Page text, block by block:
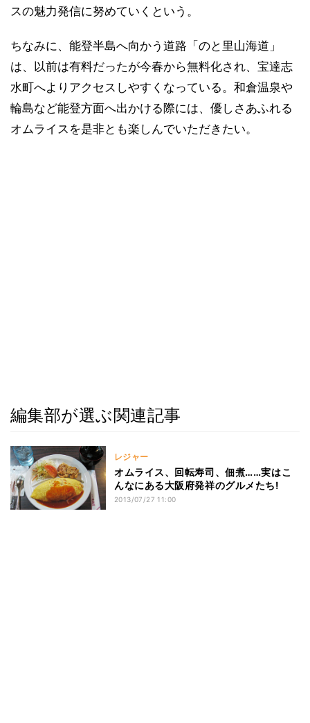
スの魅力発信に努めていくという。
ちなみに、能登半島へ向かう道路「のと里山海道」
は、以前は有料だったが今春から無料化され、宝達志
水町へよりアクセスしやすくなっている。和倉温泉や
輪島など能登方面へ出かける際には、優しさあふれる
オムライスを是非とも楽しんでいただきたい。
編集部が選ぶ関連記事
レジャー
オムライス、回転寿司、佃煮……実はこ
んなにある大阪府発祥のグルメたち!
2013/07/27 11:00